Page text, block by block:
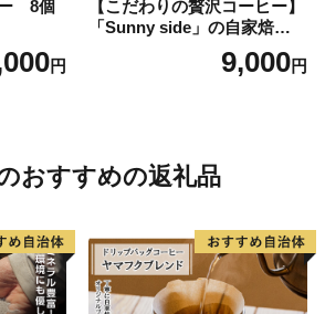
ー 8個
円
【こだわりの贅沢コーヒー】
「Sunny side」の自家焙煎珈
琲ブレンド珈琲飲み比べセッ
9,000円
おすすめの返礼品